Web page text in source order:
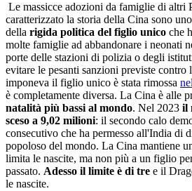
Le massicce adozioni da famiglie di altri
caratterizzato la storia della Cina sono
della rigida politica del figlio unico che
molte famiglie ad abbandonare i neonati
porte delle stazioni di polizia o degli
evitare le pesanti sanzioni previste
imponeva il figlio unico è stata rimossa
è completamente diversa. La Cina è alle
natalità più bassi al mondo. Nel 2023 il
sceso a 9,02 milioni: il secondo calo
consecutivo che ha permesso all'India di
popoloso del mondo. La Cina mantiene
limita le nascite, ma non più a un figlio
passato. Adesso il limite è di tre e il
le nascite.